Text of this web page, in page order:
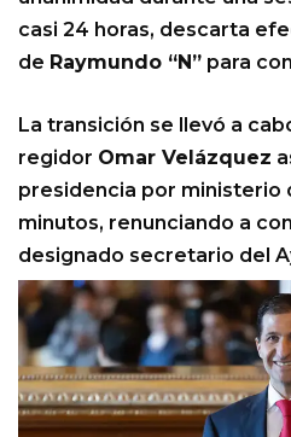
casi 24 horas, descarta
de Raymundo “N” para
La transición se llevó a
regidor Omar Velázquez
presidencia por ministerio
minutos, renunciando a
designado secretario del